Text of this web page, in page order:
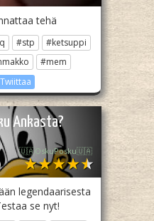
tehä
#stp
#ketsuppi
#mem
Ankasta?
🇺🇦OskuPosku🇺🇦
legendaarisesta
se nyt!